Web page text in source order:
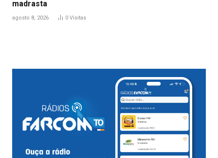
madrasta
agosto 8, 2026 0 Visitas